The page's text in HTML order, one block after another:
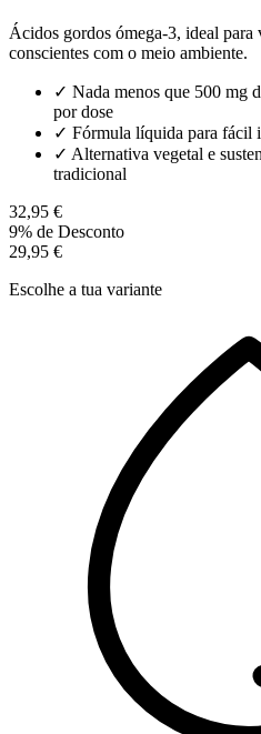
Ácidos gordos ómega-3, ideal para
conscientes com o meio ambiente.
✓ Nada menos que 500 mg
por dose
✓ Fórmula líquida para fácil
✓ Alternativa vegetal e
tradicional
32,95 €
9% de Desconto
29,95 €
Escolhe a tua variante